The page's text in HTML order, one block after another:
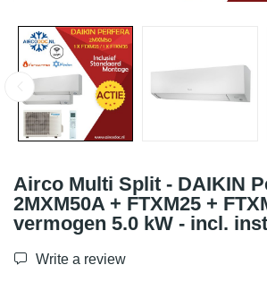
Airco Multi Split - DAIKIN
2MXM50A + FTXM25 +
vermogen 5.0 kW - incl.
Write a review